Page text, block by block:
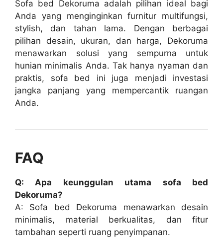
Sofa bed Dekoruma adalah pilihan ideal bagi
Anda yang menginginkan furnitur multifungsi,
stylish, dan tahan lama. Dengan berbagai
pilihan desain, ukuran, dan harga, Dekoruma
menawarkan solusi yang sempurna untuk
hunian minimalis Anda. Tak hanya nyaman dan
praktis, sofa bed ini juga menjadi investasi
jangka panjang yang mempercantik ruangan
Anda.
FAQ
Q: Apa keunggulan utama sofa bed
Dekoruma?
A: Sofa bed Dekoruma menawarkan desain
minimalis, material berkualitas, dan fitur
tambahan seperti ruang penyimpanan.